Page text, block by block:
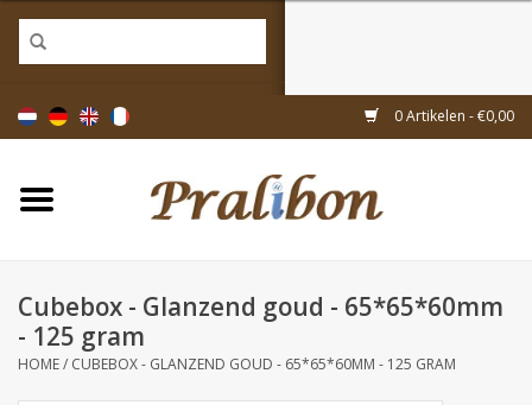
0 Artikelen - €0,00
Home
Doosjes
Linten & decoratie
Cubebox - Glanzend goud - 65*65*60mm
- 125 gram
HOME/ CUBEBOX - GLANZEND GOUD - 65*65*60MM - 125 GRAM